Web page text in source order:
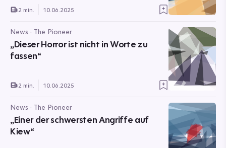
2 min. 10.06.2025
News · The Pioneer
„Dieser Horror ist nicht in Worte zu
fassen“
2 min. 10.06.2025
News · The Pioneer
„Einer der schwersten Angriffe auf
Kiew“